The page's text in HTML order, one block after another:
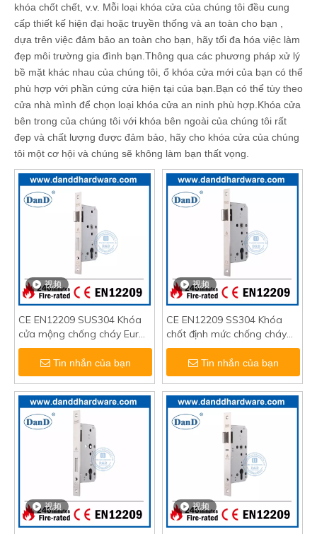
khóa chốt chết, v.v. Mỗi loại khóa cửa của chúng tôi đều cung
cấp thiết kế hiện đại hoặc truyền thống và an toàn cho bạn ,
dựa trên việc đảm bảo an toàn cho bạn, hãy tối đa hóa việc làm
đẹp môi trường gia đình bạn.Thông qua các phương pháp xử lý
bề mặt khác nhau của chúng tôi, ổ khóa cửa mới của bạn có thể
phù hợp với phần cứng cửa hiện tại của bạn.Bạn có thể tùy theo
cửa nhà mình để chọn loại khóa cửa an ninh phù hợp.Khóa cửa
bên trong của chúng tôi với khóa bên ngoài của chúng tôi rất
đẹp và chất lượng được đảm bảo, hãy cho khóa cửa của chúng
tôi một cơ hội và chúng sẽ không làm bạn thất vọng.
视频
CE EN12209 SUS304 Khóa
cửa mộng chống cháy Euro-
DDML009
Tin nhắn của bạn
视频
CE EN12209 SS304 Khóa
chốt định mức chống cháy
Mortice-DDML011
Tin nhắn của bạn
视频 视频